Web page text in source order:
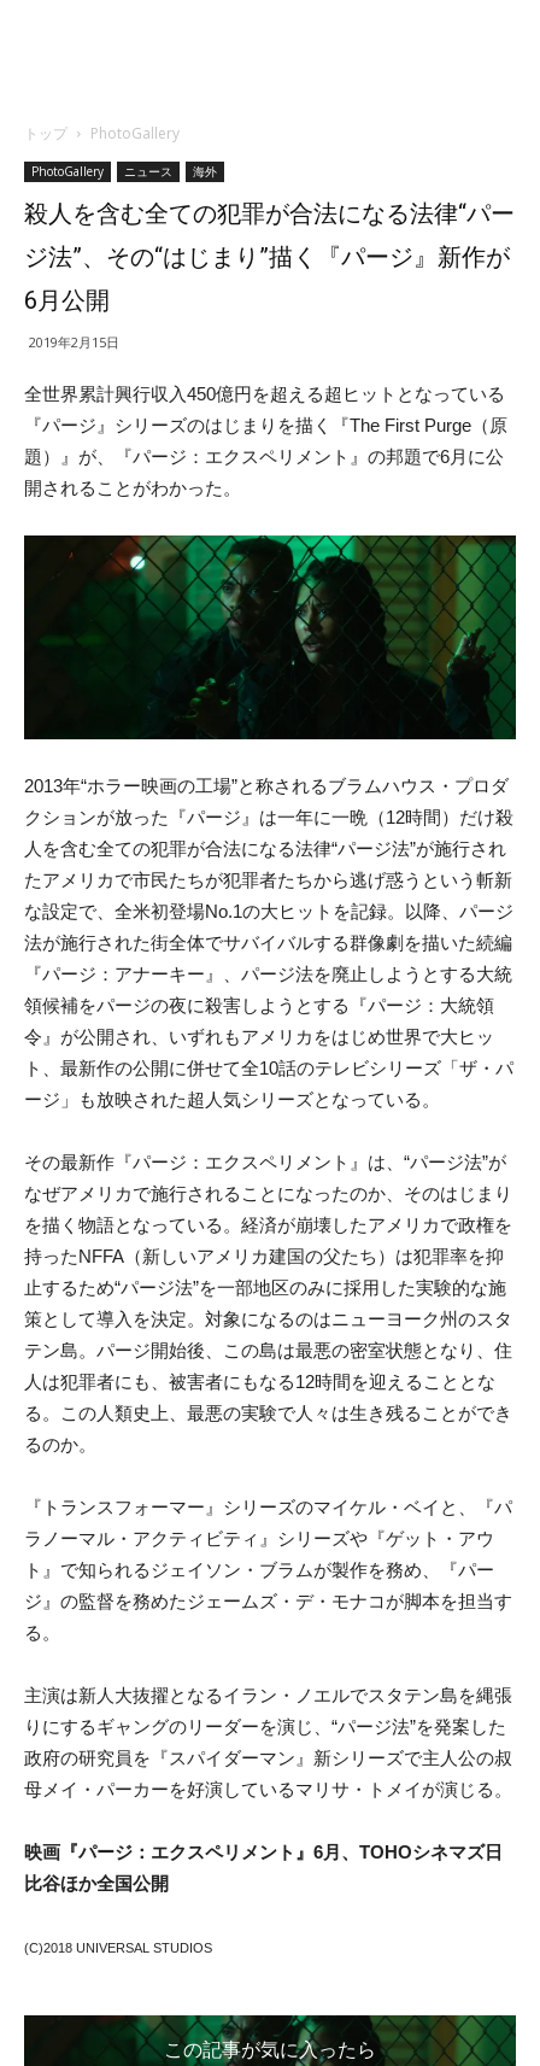
トップ PhotoGallery
PhotoGallery ニュース 海外
殺人を含む全ての犯罪が合法になる法律“パー
ジ法”、その“はじまり”描く『パージ』新作が
6月公開
2019年2月15日
全世界累計興行収入450億円を超える超ヒットとなっている
『パージ』シリーズのはじまりを描く『The First Purge（原
題）』が、『パージ：エクスペリメント』の邦題で6月に公
開されることがわかった。
2013年“ホラー映画の工場”と称されるブラムハウス・プロダ
クションが放った『パージ』は一年に一晩（12時間）だけ殺
人を含む全ての犯罪が合法になる法律“パージ法”が施行され
たアメリカで市民たちが犯罪者たちから逃げ惑うという斬新
な設定で、全米初登場No.1の大ヒットを記録。以降、パージ
法が施行された街全体でサバイバルする群像劇を描いた続編
『パージ：アナーキー』、パージ法を廃止しようとする大統
領候補をパージの夜に殺害しようとする『パージ：大統領
令』が公開され、いずれもアメリカをはじめ世界で大ヒッ
ト、最新作の公開に併せて全10話のテレビシリーズ「ザ・パ
ージ」も放映された超人気シリーズとなっている。
その最新作『パージ：エクスペリメント』は、“パージ法”が
なぜアメリカで施行されることになったのか、そのはじまり
を描く物語となっている。経済が崩壊したアメリカで政権を
持ったNFFA（新しいアメリカ建国の父たち）は犯罪率を抑
止するため“パージ法”を一部地区のみに採用した実験的な施
策として導入を決定。対象になるのはニューヨーク州のスタ
テン島。パージ開始後、この島は最悪の密室状態となり、住
人は犯罪者にも、被害者にもなる12時間を迎えることとな
る。この人類史上、最悪の実験で人々は生き残ることができ
るのか。
『トランスフォーマー』シリーズのマイケル・ベイと、『パ
ラノーマル・アクティビティ』シリーズや『ゲット・アウ
ト』で知られるジェイソン・ブラムが製作を務め、『パー
ジ』の監督を務めたジェームズ・デ・モナコが脚本を担当す
る。
主演は新人大抜擢となるイラン・ノエルでスタテン島を縄張
りにするギャングのリーダーを演じ、“パージ法”を発案した
政府の研究員を『スパイダーマン』新シリーズで主人公の叔
母メイ・パーカーを好演しているマリサ・トメイが演じる。
映画『パージ：エクスペリメント』 6月、TOHOシネマズ日
比谷ほか全国公開
(C)2018 UNIVERSAL STUDIOS
この記事が気に入ったら